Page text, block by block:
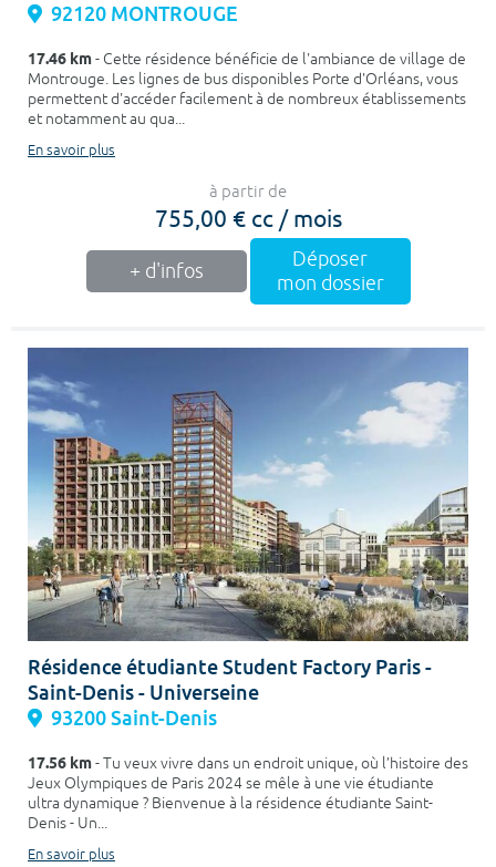
92120 MONTROUGE
17.46 km- Cette résidence bénéficie de l'ambiance de village de
Montrouge. Les lignes de bus disponibles Porte d'Orléans, vous
permettent d'accéder facilement à de nombreux établissements
et notamment au qua...
En savoir plus
à partir de
755,00 € cc / mois
+ d'infos
Déposer
mon dossier
Résidence étudiante Student Factory Paris -
Saint-Denis - Universeine
93200 Saint-Denis
17.56 km- Tu veux vivre dans un endroit unique, où l’histoire des
Jeux Olympiques de Paris 2024 se mêle à une vie étudiante
ultra dynamique ? Bienvenue à la résidence étudiante Saint-
Denis - Un...
En savoir plus